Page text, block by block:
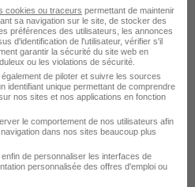
active : RSA
de l’Allocation chômage
vous n’avez pas ou peu
prétendre à percevoir le
le RSA. Pour
vous devez en faire la
cookies ou traceurs permettant de maintenir
sa navigation sur le site, de stocker des
préférences des utilisateurs, les annonces
d'identification de l'utilisateur, vérifier s'il
garantir la sécurité du site web en
ou les violations de sécurité.
de piloter et suivre les sources
identifiant unique permettant de comprendre
nos sites et nos applications en fonction
le comportement de nos utilisateurs afin
dans nos sites beaucoup plus
de personnaliser les interfaces de
personnalisée des offres d'emploi ou